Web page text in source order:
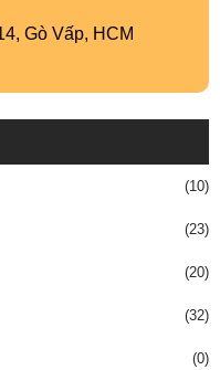
Gò Vấp, HCM
(10)
(23)
(20)
(32)
(0)